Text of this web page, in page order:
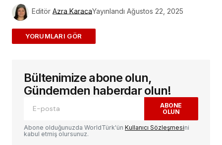
Editör Azra KaracaYayınlandı Ağustos 22, 2025
ADD A COMMENT
E-posta adresiniz yayınlanmayacak.
alanlar*ile işaretlenmişlerdir
Yorum
Bültenimize abone olun,
Gündemden haberdar olun!
ABONE
OLUN
Abone olduğunuzda WorldTürk'ün Kullanıcı Sözleşmesini
kabul etmiş olursunuz.